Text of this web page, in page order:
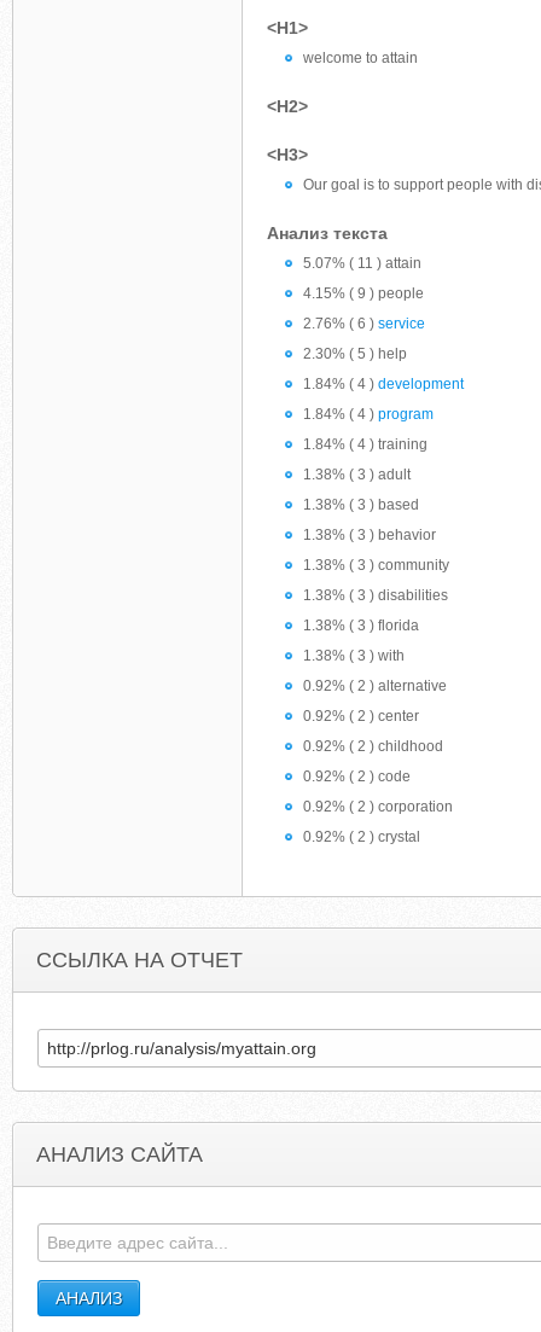
<H1>
welcome to attain
<H2>
<H3>
Our goal is to support people with
Анализ текста
5.07% ( 11 ) attain
4.15% ( 9 ) people
2.76% ( 6 ) service
2.30% ( 5 ) help
1.84% ( 4 ) development
1.84% ( 4 ) program
1.84% ( 4 ) training
1.38% ( 3 ) adult
1.38% ( 3 ) based
1.38% ( 3 ) behavior
1.38% ( 3 ) community
1.38% ( 3 ) disabilities
1.38% ( 3 ) florida
1.38% ( 3 ) with
0.92% ( 2 ) alternative
0.92% ( 2 ) center
0.92% ( 2 ) childhood
0.92% ( 2 ) code
0.92% ( 2 ) corporation
0.92% ( 2 ) crystal
ССЫЛКА НА ОТЧЕТ
АНАЛИЗ САЙТА